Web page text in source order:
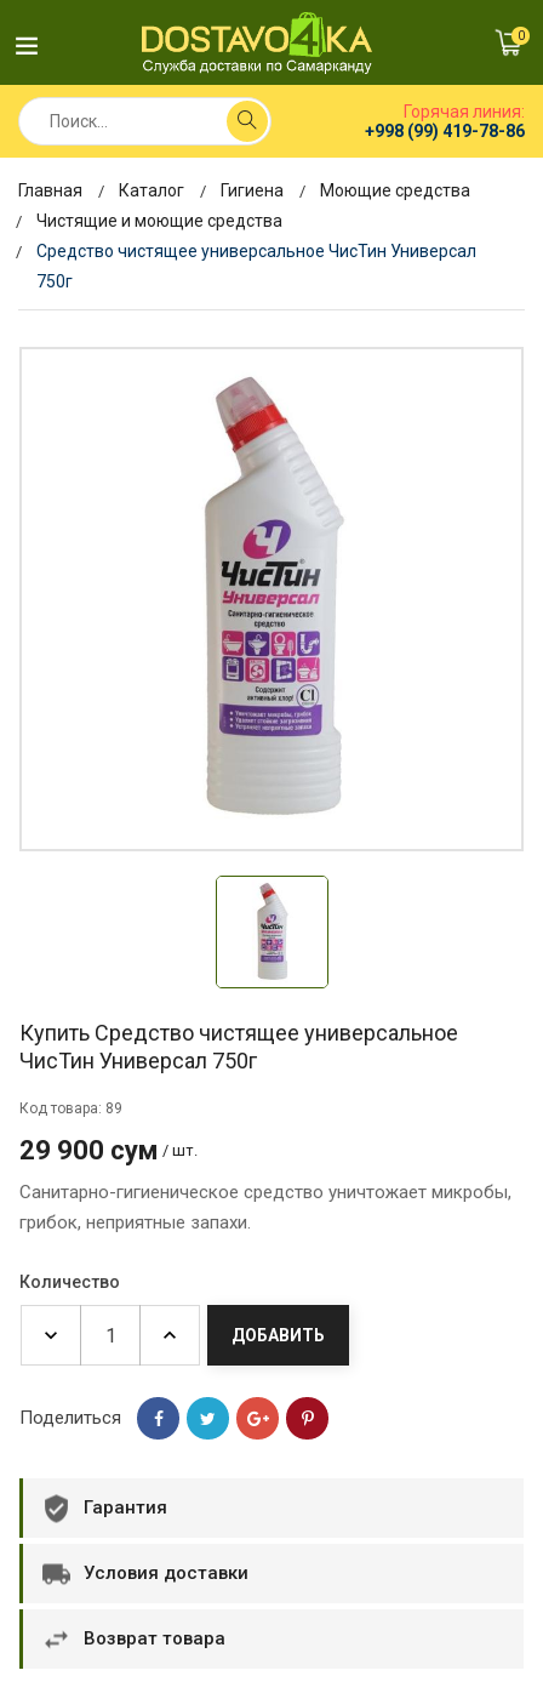
0
Горячая линия:
+998 (99) 419-78-86
Главная Каталог Гигиена
Моющие средства
Чистящие и моющие средства
Средство чистящее универсальное ЧисТин Универсал
750г
Купить Средство чистящее универсальное
ЧисТин Универсал 750г
Код товара: 89
29 900 сум / шт.
Санитарно-гигиеническое средство уничтожает микробы,
грибок, неприятные запахи.
Количество
ДОБАВИТЬ
Поделиться
Гарантия
Условия доставки
Возврат товара